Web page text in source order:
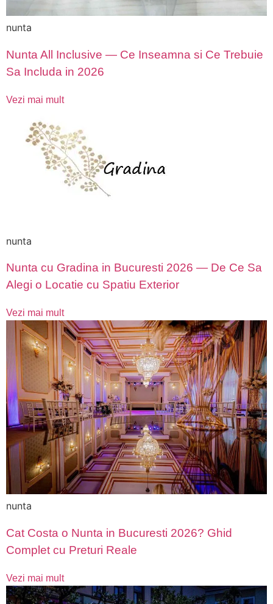
nunta
Nunta All Inclusive — Ce Inseamna si Ce Trebuie
Sa Includa in 2026
Vezi mai mult
nunta
Nunta cu Gradina in Bucuresti 2026 — De Ce Sa
Alegi o Locatie cu Spatiu Exterior
Vezi mai mult
nunta
Cat Costa o Nunta in Bucuresti 2026? Ghid
Complet cu Preturi Reale
Vezi mai mult